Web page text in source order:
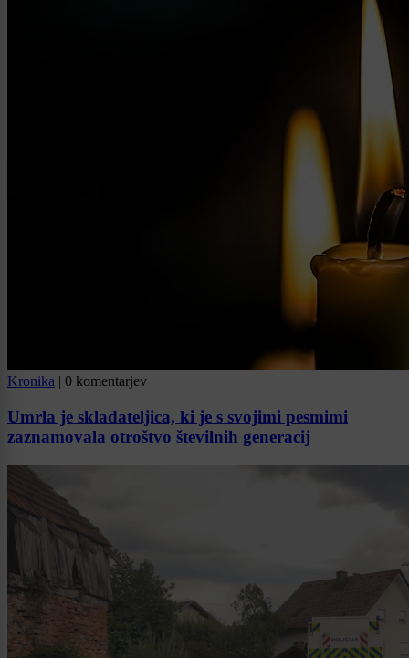
Kronika | 0 komentarjev
Umrla je skladateljica, ki je s svojimi pesmimi
zaznamovala otroštvo številnih generacij